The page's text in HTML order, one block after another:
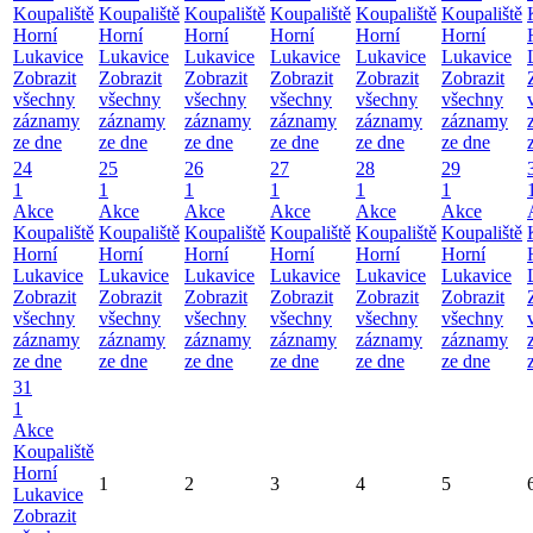
Koupaliště
Horní
Lukavice
Zobrazit
všechny
záznamy
ze dne
Koupaliště
Horní
Lukavice
Zobrazit
všechny
záznamy
ze dne
Koupaliště
Horní
Lukavice
Zobrazit
všechny
záznamy
ze dne
Koupaliště
Horní
Lukavice
Zobrazit
všechny
záznamy
ze dne
Koupaliště
Horní
Lukavice
Zobrazit
všechny
záznamy
ze dne
Koupaliště
Horní
Lukavice
Zobrazit
všechny
záznamy
ze dne
24
1
Akce
Koupaliště
Horní
Lukavice
Zobrazit
všechny
záznamy
ze dne
25
1
Akce
Koupaliště
Horní
Lukavice
Zobrazit
všechny
záznamy
ze dne
26
1
Akce
Koupaliště
Horní
Lukavice
Zobrazit
všechny
záznamy
ze dne
27
1
Akce
Koupaliště
Horní
Lukavice
Zobrazit
všechny
záznamy
ze dne
28
1
Akce
Koupaliště
Horní
Lukavice
Zobrazit
všechny
záznamy
ze dne
29
1
Akce
Koupaliště
Horní
Lukavice
Zobrazit
všechny
záznamy
ze dne
31
1
Akce
Koupaliště
Horní
Lukavice
Zobrazit
1 2 3 4 5